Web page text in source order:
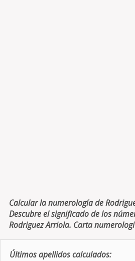
Calcular la numerología de
Descubre el significado de los
Rodriguez Arriola. Carta
Últimos apellidos calculados: